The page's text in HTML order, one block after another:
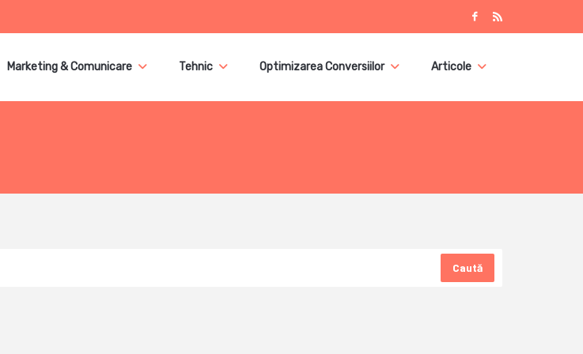
Marketing & Comunicare Tehnic Optimizarea Conversiilor Articole
Caută